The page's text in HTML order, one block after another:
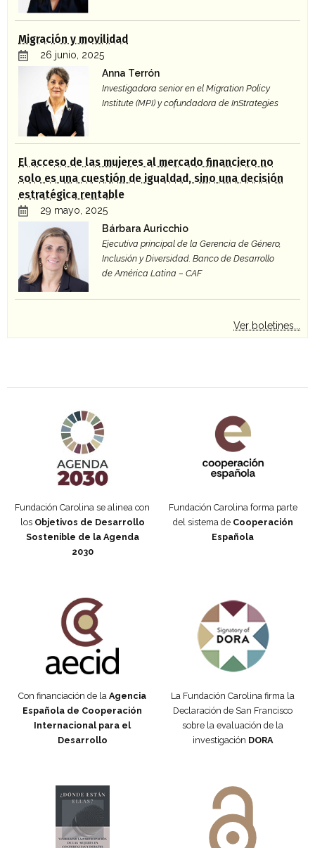
Migración y movilidad
26 junio, 2025
Anna Terrón
Investigadora senior en el Migration Policy
Institute (MPI) y cofundadora de InStrategies
El acceso de las mujeres al mercado financiero no
solo es una cuestión de igualdad, sino una decisión
estratégica rentable
29 mayo, 2025
Bárbara Auricchio
Ejecutiva principal de la Gerencia de Género,
Inclusión y Diversidad. Banco de Desarrollo
de América Latina – CAF
Ver boletines...
Fundación Carolina se alinea con
los Objetivos de Desarrollo
Sostenible de la Agenda
2030
Fundación Carolina forma parte
del sistema de Cooperación
Española
Con financiación de la Agencia
Española de Cooperación
Internacional para el
Desarrollo
La Fundación Carolina firma la
Declaración de San Francisco
sobre la evaluación de la
investigación DORA